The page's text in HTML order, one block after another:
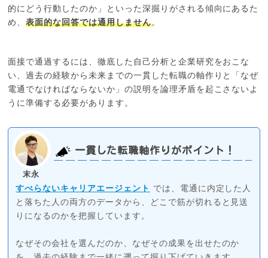
的にどう行動したのか」といった深掘りがされる傾向にあるた
め、表面的な回答では通用しません。
面接で通過するには、徹底した自己分析と企業研究をおこな
い、過去の経験から未来までの一貫した転職の軸作りと「なぜ
電通でなければならないか」の説明を論理矛盾を起こさないよ
うに準備する必要があります。
末永
一貫した転職軸作りがポイント！
すべらないキャリアエージェント
では、電通に内定した人
と落ちた人の両方のデータから、どこで筋が切れると見送
りになるのかを把握しています。
なぜその会社を選んだのか、なぜその成果を出せたのか